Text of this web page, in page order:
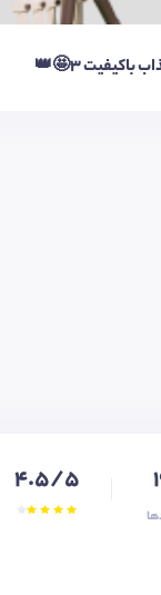
باکیفیت 3🤩👑
4.5/5